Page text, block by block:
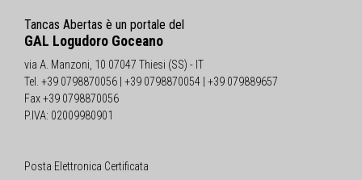
Tancas Abertas è un portale del
GAL Logudoro Goceano
via A. Manzoni, 10 07047 Thiesi (SS) - IT
Tel. +39 0798870056 | +39 0798870054 | +39 079889657
Fax +39 0798870056
P.IVA: 02009980901
Posta Elettronica Certificata